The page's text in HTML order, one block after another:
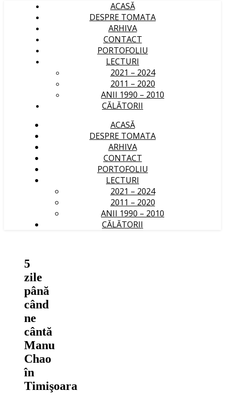
ACASĂ
DESPRE TOMATA
ARHIVA
CONTACT
PORTOFOLIU
LECTURI
2021 – 2024
2011 – 2020
ANII 1990 – 2010
CĂLĂTORII
ACASĂ
DESPRE TOMATA
ARHIVA
CONTACT
PORTOFOLIU
LECTURI
2021 – 2024
2011 – 2020
ANII 1990 – 2010
CĂLĂTORII
5
zile
până
când
ne
cântă
Manu
Chao
în
Timişoara